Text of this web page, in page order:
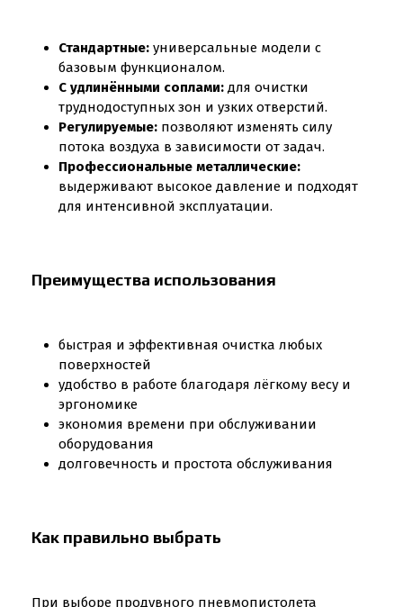
Стандартные: универсальные модели с
базовым функционалом.
С удлинёнными соплами: для очистки
труднодоступных зон и узких отверстий.
Регулируемые: позволяют изменять силу
потока воздуха в зависимости от задач.
Профессиональные металлические:
выдерживают высокое давление и подходят
для интенсивной эксплуатации.
Преимущества использования
быстрая и эффективная очистка любых
поверхностей
удобство в работе благодаря лёгкому весу и
эргономике
экономия времени при обслуживании
оборудования
долговечность и простота обслуживания
Как правильно выбрать
При выборе продувного пневмопистолета